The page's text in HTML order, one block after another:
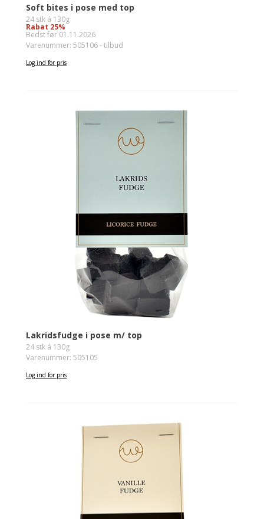
Soft bites i pose med top
24 stk á 130g
Rabat 25%
Bedst før 01.11.2026
Varenummer: 505106 - tilbud
Log ind for pris
Lakridsfudge i pose m/ top
24 stk á 130g
Varenummer: 505105
Log ind for pris